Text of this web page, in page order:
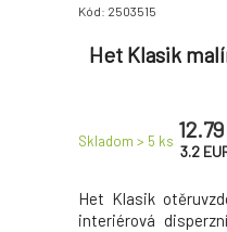
Kód: 2503515
Het Klasik
Skladom > 5 ks
3.2
Het Klasik
interiérová